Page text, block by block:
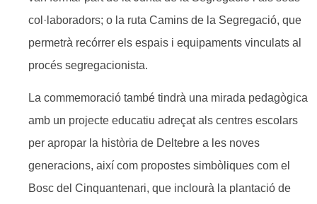
col·laboradors; o la ruta Camins de la Segregació, que
permetrà recórrer els espais i equipaments vinculats al
procés segregacionista.
La commemoració també tindrà una mirada pedagògica
amb un projecte educatiu adreçat als centres escolars
per apropar la història de Deltebre a les noves
generacions, així com propostes simbòliques com el
Bosc del Cinquantenari, que inclourà la plantació de